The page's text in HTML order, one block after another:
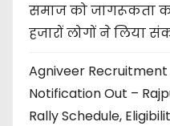
समाज को जागरूकता
हजारों लोगों ने लिया
Agniveer
Notification Out –
Rally Schedule,